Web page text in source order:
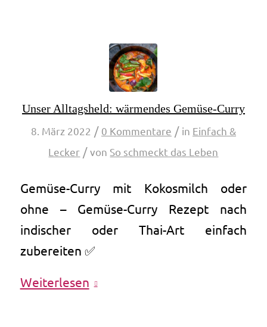
Unser Alltagsheld: wärmendes Gemüse-Curry
8. März 2022 / 0 Kommentare / in Einfach &
Lecker / von So schmeckt das Leben
Gemüse-Curry mit Kokosmilch oder
ohne – Gemüse-Curry Rezept nach
indischer oder Thai-Art einfach
zubereiten ✅
Weiterlesen